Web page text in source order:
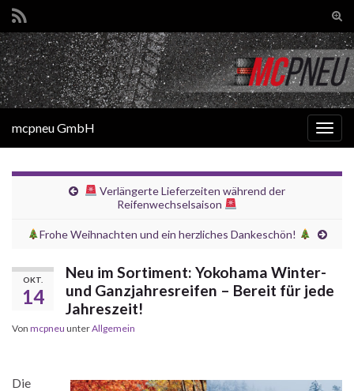
Search for:
mcpneu GmbH
Verlängerte Lieferzeiten während der
Reifenwechselsaison
Frohe Weihnachten und ein herzliches Dankeschön!
OKT.
14
Neu im Sortiment: Yokohama Winter-
und Ganzjahresreifen – Bereit für jede
Jahreszeit!
Von mcpneu unterAllgemein
Die